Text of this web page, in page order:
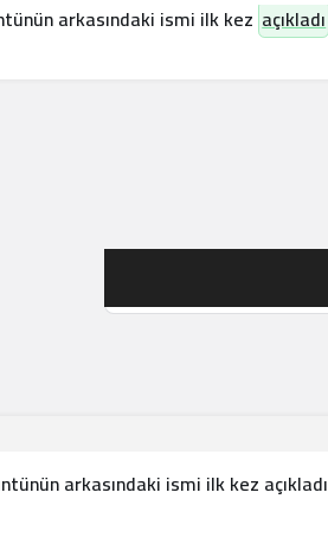
arkasındaki ismi ilk kez açıkladı
arkasındaki ismi ilk kez açıkladı